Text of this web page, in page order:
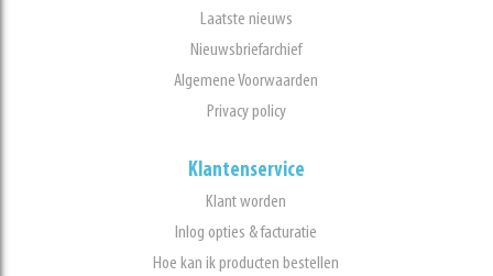
Laatste nieuws
Nieuwsbriefarchief
Algemene Voorwaarden
Privacy policy
Klantenservice
Klant worden
Inlog opties & facturatie
Hoe kan ik producten bestellen